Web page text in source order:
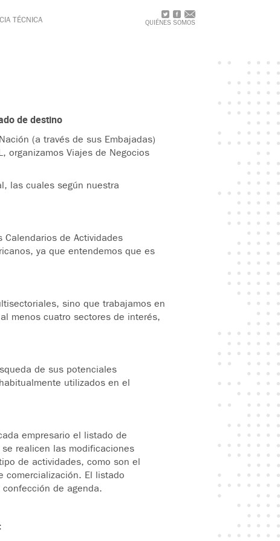
TÉCNICA QUIÉNES SOMOS
de destino
(a través de sus Embajadas)
organizamos Viajes de Negocios
las cuales según nuestra
de Actividades
ya que entendemos que es
sino que trabajamos en
menos cuatro sectores de interés,
de sus potenciales
utilizados en el
empresario el listado de
realicen las modificaciones
de actividades, como son el
comercialización. El listado
de agenda.